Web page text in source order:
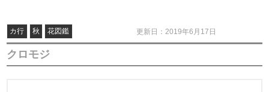
カ行 秋 花図鑑 更新日：2019年6月17日
クロモジ